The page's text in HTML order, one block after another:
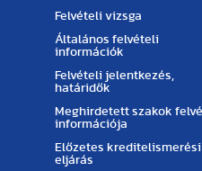
Felvételi vizsga
Általános felvételi
információk
Felvételi jelentkezés,
határidők
Meghirdetett szakok
információja
Előzetes kreditelismerési
eljárás